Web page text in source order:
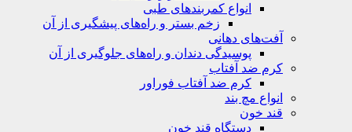
انواع کمربندهای طبی
زخم بستر و راه‌های پیشگیری از آن
آفت‌های دهانی
پوسیدگی دندان و راه‌های جلوگیری از آن
کرم ضد آفتاب
کرم ضد آفتاب فوراور
انواع مچ بند
قند خون
دستگاه قند خون